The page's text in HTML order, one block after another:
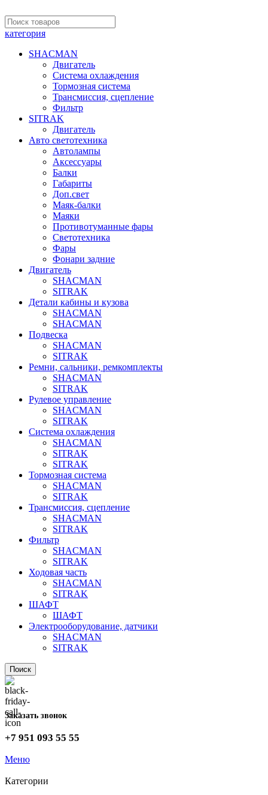
категория
SHACMAN
Двигатель
Система охлаждения
Тормозная система
Трансмиссия, сцепление
Фильтр
SITRAK
Двигатель
Авто светотехника
Автолампы
Аксессуары
Балки
Габариты
Доп.свет
Маяк-балки
Маяки
Противотуманные фары
Светотехника
Фары
Фонари задние
Двигатель
SHACMAN
SITRAK
Детали кабины и кузова
SHACMAN
SHACMAN
Подвеска
SHACMAN
SITRAK
Ремни, сальники, ремкомплекты
SHACMAN
SITRAK
Рулевое управление
SHACMAN
SITRAK
Система охлаждения
SHACMAN
SITRAK
SITRAK
Тормозная система
SHACMAN
SITRAK
Трансмиссия, сцепление
SHACMAN
SITRAK
Фильтр
SHACMAN
SITRAK
Ходовая часть
SHACMAN
SITRAK
ШАФТ
ШАФТ
Электрооборудование, датчики
SHACMAN
SITRAK
Поиск
Заказать звонок
+7 951 093 55 55
Меню
Категории